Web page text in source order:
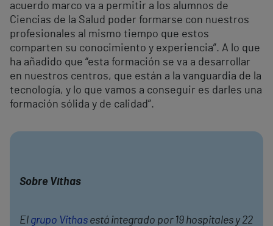
acuerdo marco va a permitir a los alumnos de
Ciencias de la Salud poder formarse con nuestros
profesionales al mismo tiempo que estos
comparten su conocimiento y experiencia”. A lo que
ha añadido que “esta formación se va a desarrollar
en nuestros centros, que están a la vanguardia de la
tecnología, y lo que vamos a conseguir es darles una
formación sólida y de calidad”.
Sobre Vithas
El grupo Vithas está integrado por 19 hospitales y 22